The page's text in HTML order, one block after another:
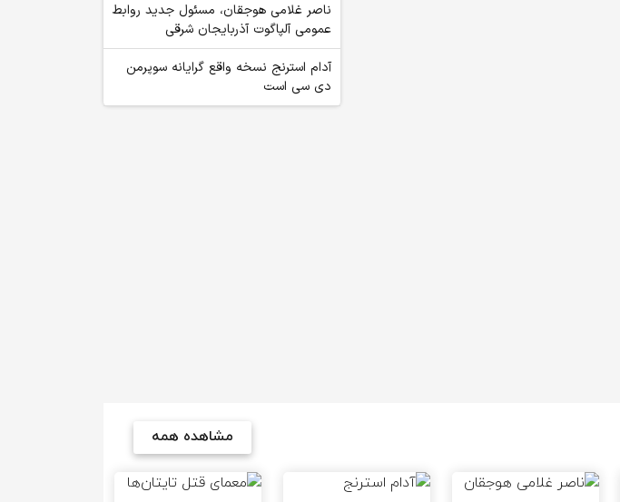
ناصر غلامی هوجقان، مسئول جدید روابط
عمومی آلپاگوت آذربایجان شرقی
آدام استرنج نسخه واقع گرایانه سوپرمن
دی سی است
مشاهده همه